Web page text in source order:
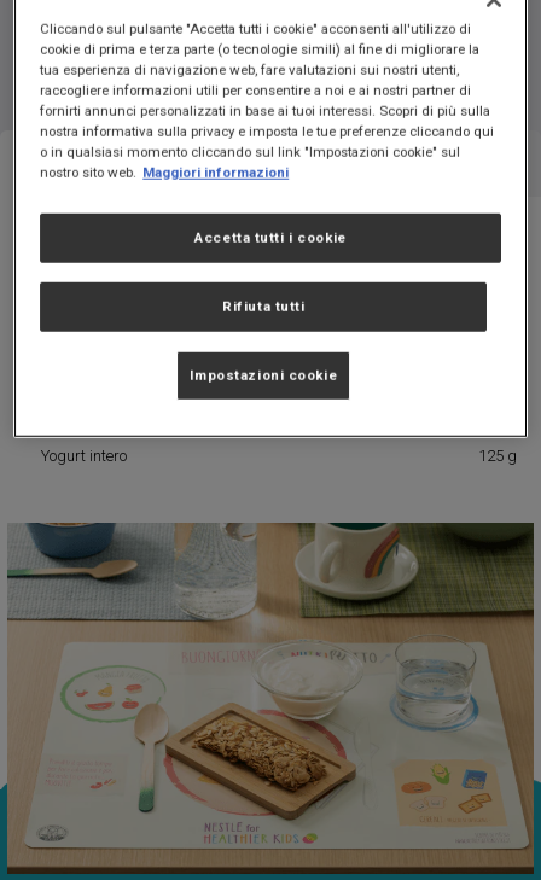
BARRETTE NUTRIZIONALI FATTE IN CASA
Ricetta per 1 persona
Da 4 a 6 anni Da 7 a 9 anni Da 10 a 12 anni
Fiocchi di riso
Miele
Yogurt intero 125 g
Cliccando sul pulsante "Accetta tutti i cookie" acconsenti all'utilizzo di
cookie di prima e terza parte (o tecnologie simili) al fine di migliorare la
tua esperienza di navigazione web, fare valutazioni sui nostri utenti,
raccogliere informazioni utili per consentire a noi e ai nostri partner di
fornirti annunci personalizzati in base ai tuoi interessi. Scopri di più sulla
nostra informativa sulla privacy e imposta le tue preferenze cliccando qui
o in qualsiasi momento cliccando sul link "Impostazioni cookie" sul
nostro sito web. Maggiori informazioni
Rifiuta tutti
Accetta tutti i cookie
Impostazioni cookie